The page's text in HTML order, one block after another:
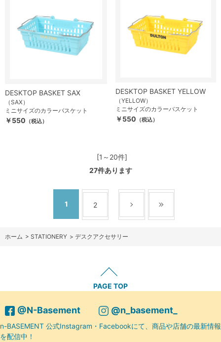
DESKTOP BASKET SAX
（SAX）
ミニサイズのカラーバスケット
￥550 （税込）
DESKTOP BASKET YELLOW
（YELLOW）
ミニサイズのカラーバスケット
￥550 （税込）
[1～20件]
27件あります
1 2
ホーム > STATIONERY > デスクアクセサリー
PAGE TOP
@N-Basement @n_basement_
n-BASEMENT 公式Instagram・Facebookにて、商品や店舗の最新情報
を配信中！